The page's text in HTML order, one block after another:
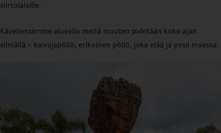
siirtolaisille.
Kävellessämme alueella meitä muuten pidetään koko ajan
silmällä – kaivajapöllö, erikoinen pöllö, joka elää ja pesii maassa.